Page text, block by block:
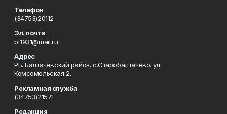
Телефон
(34753)20112
Эл. почта
bt1931@mail.ru
Адрес
РБ. Балтачевский район. с.Старобалтачево. ул.
Комсомольская 2.
Рекламная служба
(34753)21571
Редакция